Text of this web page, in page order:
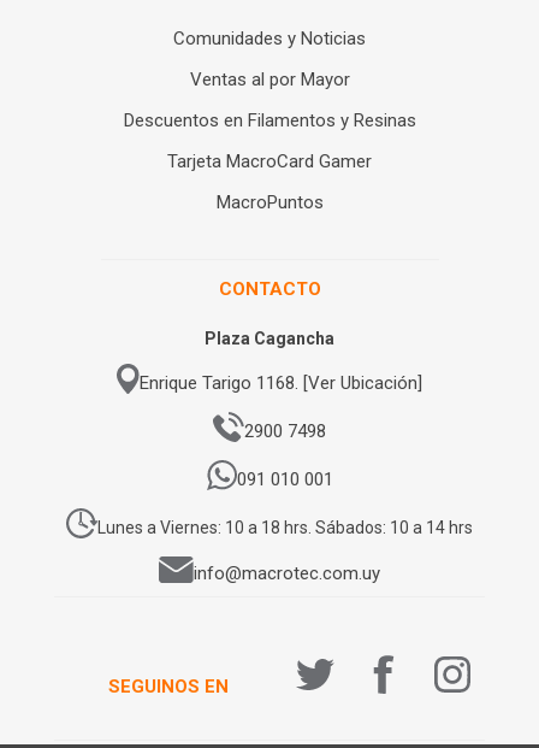
Comunidades y Noticias
Ventas al por Mayor
Descuentos en Filamentos y Resinas
Tarjeta MacroCard Gamer
MacroPuntos
CONTACTO
Plaza Cagancha
Enrique Tarigo 1168. [Ver Ubicación]
2900 7498
091 010 001
Lunes a Viernes: 10 a 18 hrs. Sábados: 10 a 14 hrs
info@macrotec.com.uy
SEGUINOS EN